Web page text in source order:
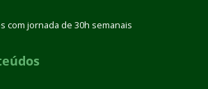
com jornada de 30h semanais